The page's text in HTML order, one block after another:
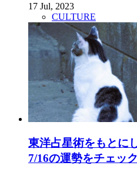
17 Jul, 2023
CULTURE
東洋占星術をもとに
7/16の運勢をチェック